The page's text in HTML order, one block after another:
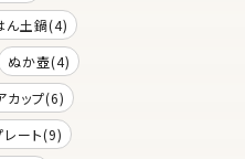
ん土鍋(4)
ぬか壺(4)
カップ(6)
レート(9)